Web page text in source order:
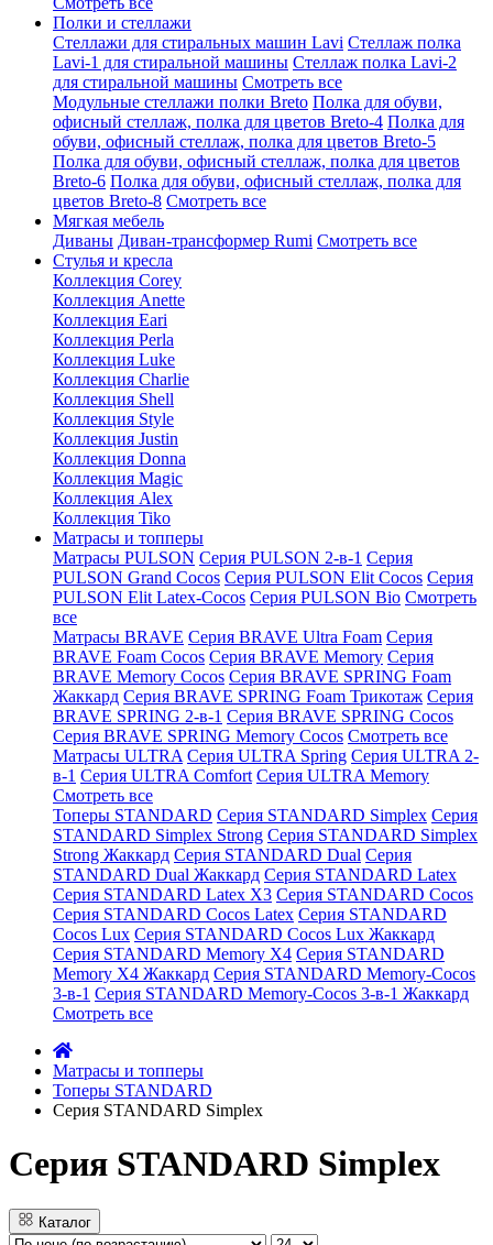
Полки и стеллажи
Стеллажи для стиральных машин Lavi Стеллаж полка
Lavi-1 для стиральной машины Стеллаж полка Lavi-2
для стиральной машины Смотреть все
Модульные стеллажи полки Breto Полка для обуви,
офисный стеллаж, полка для цветов Breto-4 Полка для
обуви, офисный стеллаж, полка для цветов Breto-5
Полка для обуви, офисный стеллаж, полка для цветов
Breto-6 Полка для обуви, офисный стеллаж, полка для
цветов Breto-8 Смотреть все
Мягкая мебель
Диваны Диван-трансформер Rumi Смотреть все
Стулья и кресла
Коллекция Corey
Коллекция Anette
Коллекция Eari
Коллекция Perla
Коллекция Luke
Коллекция Charlie
Коллекция Shell
Коллекция Style
Коллекция Justin
Коллекция Donna
Коллекция Magic
Коллекция Alex
Коллекция Tiko
Матрасы и топперы
Матрасы PULSON Серия PULSON 2-в-1 Серия
PULSON Grand Cocos Серия PULSON Elit Cocos Серия
PULSON Elit Latex-Cocos Серия PULSON Bio Смотреть
все
Матрасы BRAVE Серия BRAVE Ultra Foam Серия
BRAVE Foam Cocos Серия BRAVE Memory Серия
BRAVE Memory Cocos Серия BRAVE SPRING Foam
Жаккард Серия BRAVE SPRING Foam Трикотаж Серия
BRAVE SPRING 2-в-1 Серия BRAVE SPRING Cocos
Серия BRAVE SPRING Memory Cocos Смотреть все
Матрасы ULTRA Серия ULTRA Spring Серия ULTRA 2-
в-1 Серия ULTRA Comfort Серия ULTRA Memory
Смотреть все
Топеры STANDARD Серия STANDARD Simplex Серия
STANDARD Simplex Strong Серия STANDARD Simplex
Strong Жаккард Серия STANDARD Dual Серия
STANDARD Dual Жаккард Серия STANDARD Latex
Серия STANDARD Latex X3 Серия STANDARD Cocos
Серия STANDARD Cocos Latex Серия STANDARD
Cocos Lux Серия STANDARD Cocos Lux Жаккард
Серия STANDARD Memory X4 Серия STANDARD
Memory X4 Жаккард Серия STANDARD Memory-Cocos
3-в-1 Серия STANDARD Memory-Cocos 3-в-1 Жаккард
Смотреть все
Матрасы и топперы
Топеры STANDARD
Серия STANDARD Simplex
Серия STANDARD Simplex
Каталог